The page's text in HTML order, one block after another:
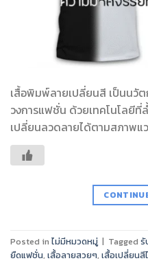
เสื้อพิมพ์ลายเปลี่ยนสี เป็นนวัต
วงการแฟชั่น ด้วยเทคโนโลยีที่
เปลี่ยนลวดลายได้ตามสภาพแ
Posted in ไม่มีหมวดหมู่ | Tagged รั
ยืดแฟชั่น, เสื้อลายสวยๆ, เสื้อเปลี่ยนสี